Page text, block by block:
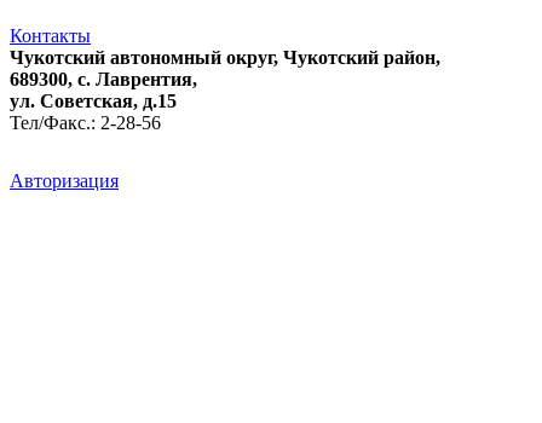
Контакты
Чукотский автономный округ, Чукотский район,
689300, с. Лаврентия,
ул. Советская, д.15
Тел/Факс.: 2-28-56
Авторизация